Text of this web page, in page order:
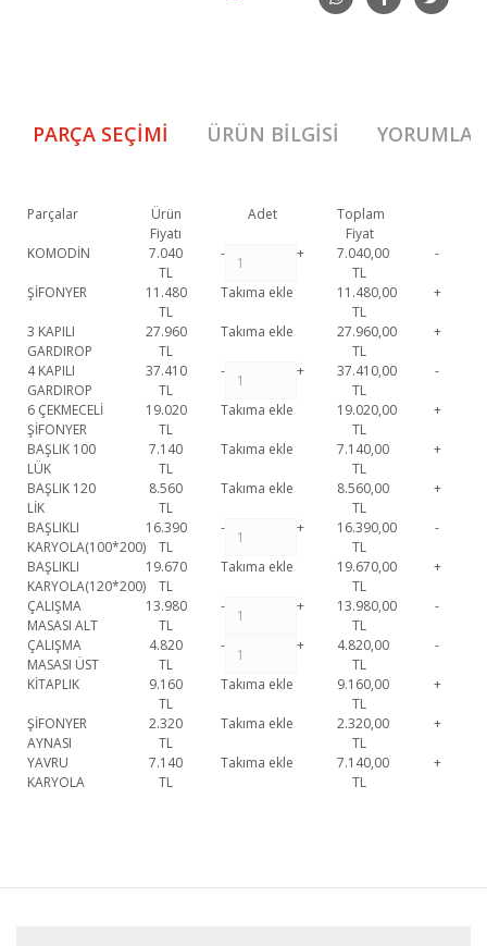
PARÇA SEÇIMI ÜRÜN BILGISI YORUMLAR
Parçalar
Ürün
Fiyatı
Adet
Toplam
Fiyat
KOMODİN
7.040
TL
- +
7.040,00
TL
-
ŞİFONYER
11.480
TL
Takıma ekle
11.480,00
TL
+
3 KAPILI
GARDIROP
27.960
TL
Takıma ekle
27.960,00
TL
+
4 KAPILI
GARDIROP
37.410
TL
- +
37.410,00
TL
-
6 ÇEKMECELİ
ŞİFONYER
19.020
TL
Takıma ekle
19.020,00
TL
+
BAŞLIK 100
LÜK
7.140
TL
Takıma ekle
7.140,00
TL
+
BAŞLIK 120
LİK
8.560
TL
Takıma ekle
8.560,00
TL
+
BAŞLIKLI
KARYOLA(100*200)
16.390
TL
- +
16.390,00
TL
-
BAŞLIKLI
KARYOLA(120*200)
19.670
TL
Takıma ekle
19.670,00
TL
+
ÇALIŞMA
MASASI ALT
13.980
TL
- +
13.980,00
TL
-
ÇALIŞMA
MASASI ÜST
4.820
TL
- +
4.820,00
TL
-
KİTAPLIK
9.160
TL
Takıma ekle
9.160,00
TL
+
ŞİFONYER
AYNASI
2.320
TL
Takıma ekle
2.320,00
TL
+
YAVRU
KARYOLA
7.140
TL
Takıma ekle
7.140,00
TL
+